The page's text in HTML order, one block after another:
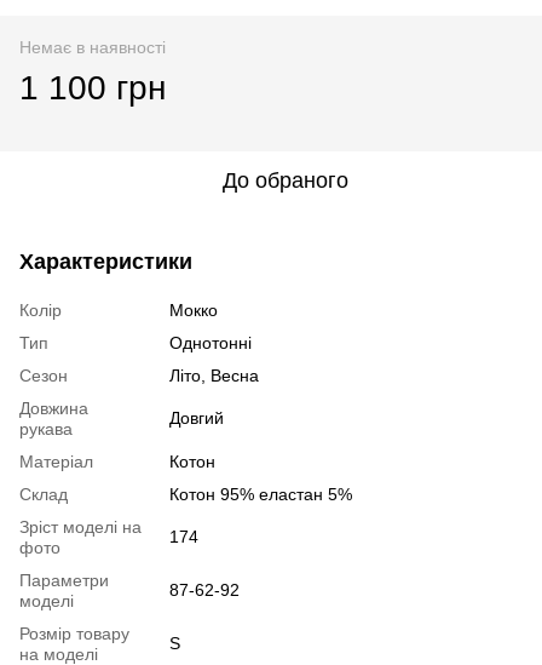
Немає в наявності
1 100 грн
До обраного
Характеристики
Колір
Мокко
Тип
Однотонні
Сезон
Літо, Весна
Довжина
рукава
Довгий
Матеріал
Котон
Склад
Котон 95% еластан 5%
Зріст моделі на
фото
174
Параметри
моделі
87-62-92
Розмір товару
на моделі
S